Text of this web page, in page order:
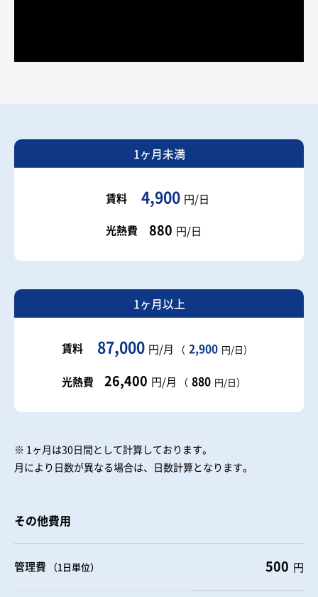
1ヶ月未満
賃料 4,900 円/日
光熱費
880 円/日
1ヶ月以上
賃料 87,000 円/月 （ 2,900 円/日）
光熱費 26,400 円/月 （ 880 円/日）
※ 1ヶ月は30日間として計算しております。
月により日数が異なる場合は、日数計算となります。
その他費用
管理費 （1日単位） 500 円